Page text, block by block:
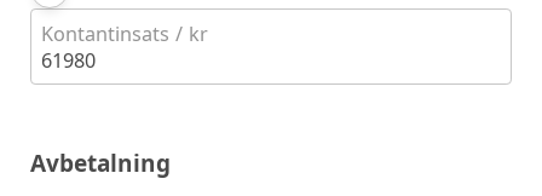
Kontantinsats / kr
61980
Avbetalning